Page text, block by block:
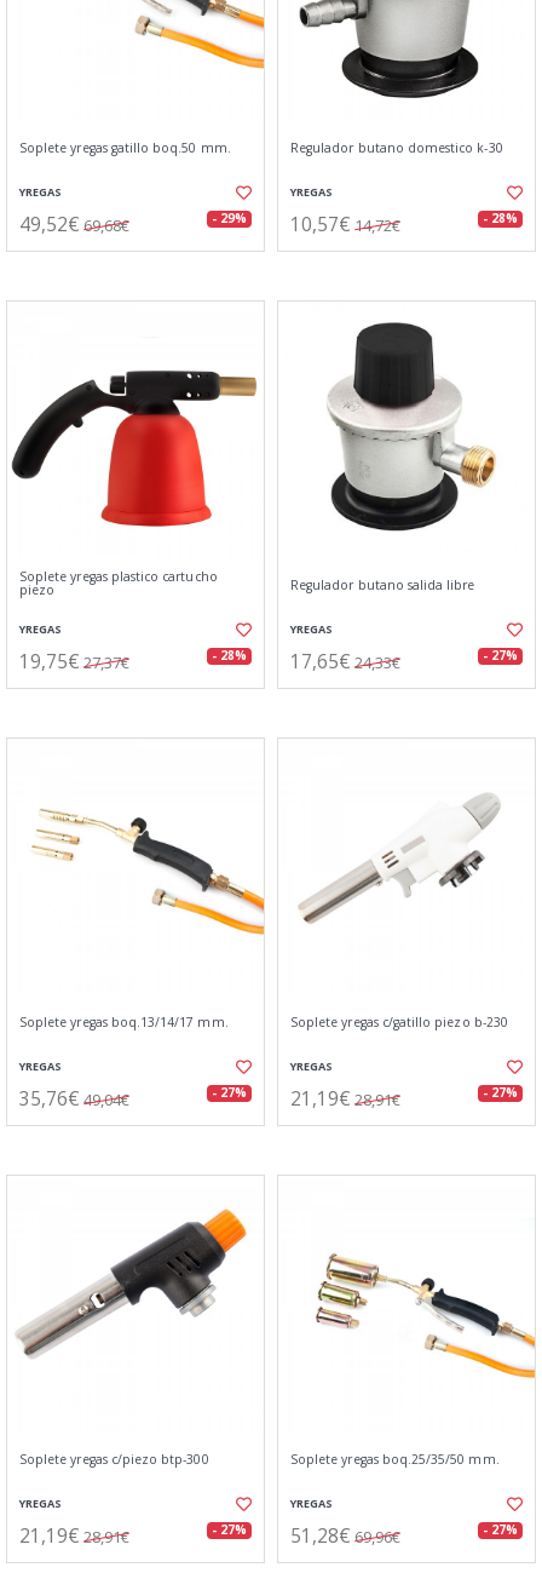
Soplete yregas gatillo boq.50 mm.
YREGAS
49,52€ 69,68€ - 29%
Regulador butano domestico k-30
YREGAS
10,57€ 14,72€ - 28%
Soplete yregas plastico cartucho
piezo
YREGAS
19,75€ 27,37€ - 28%
Regulador butano salida libre
YREGAS
17,65€ 24,33€ - 27%
Soplete yregas boq.13/14/17 mm.
YREGAS
35,76€ 49,04€ - 27%
Soplete yregas c/gatillo piezo b-230
YREGAS
21,19€ 28,91€ - 27%
Soplete yregas c/piezo btp-300
YREGAS
21,19€ 28,91€ - 27%
Soplete yregas boq.25/35/50 mm.
YREGAS
51,28€ 69,96€ - 27%